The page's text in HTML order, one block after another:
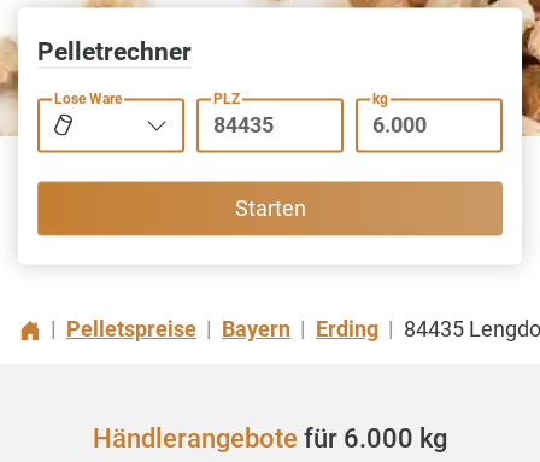
Pelletrechner
Lose Ware PLZ kg
Starten
| Pelletspreise | Bayern | Erding | 84435
Händlerangebote für 6.000 kg